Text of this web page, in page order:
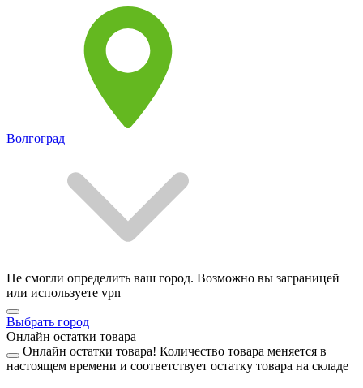
Волгоград
Не смогли определить ваш город. Возможно вы заграницей
или используете vpn
Выбрать город
Онлайн остатки товара
Онлайн остатки товара! Количество товара меняется в
настоящем времени и соответствует остатку товара на складе